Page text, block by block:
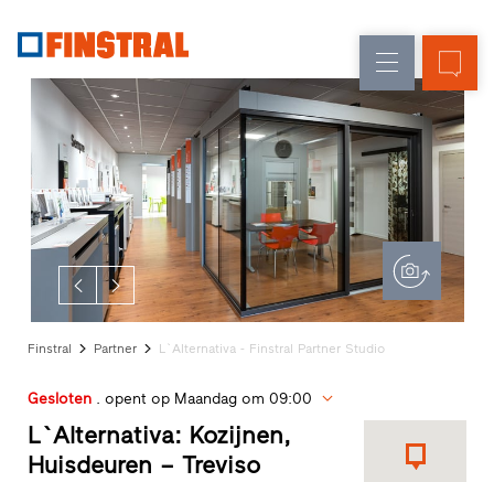
Kozijnen
Huisdeuren
Glasgevels
Renovatie
Nieuw-/Verbouw
Referenties
Architecten-
Service
Showroom
Heeze
Showroom
Hoofddorp
Showroom
Apeldoorn
toegang
Finstral Partner L`Alternativa - Finstral Partner Studio
Gesloten. opent op Maandag om 09:00
L`Alternativa: Kozijnen,
Huisdeuren – Treviso